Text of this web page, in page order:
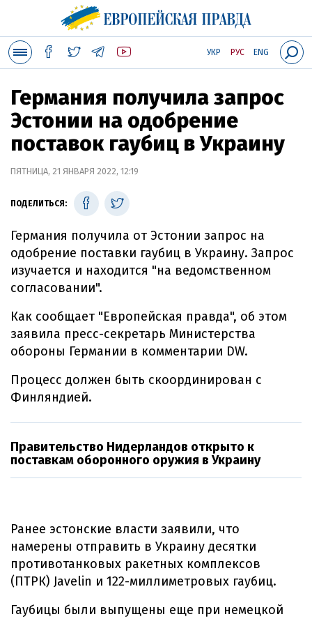
УКР РУС ENG
Германия получила запрос
Эстонии на одобрение
поставок гаубиц в Украину
ПЯТНИЦА, 21 ЯНВАРЯ 2022, 12:19
ПОДЕЛИТЬСЯ:
Германия получила от Эстонии запрос на
одобрение поставки гаубиц в Украину. Запрос
изучается и находится "на ведомственном
согласовании".
Как сообщает "Европейская правда", об этом
заявила пресс-секретарь Министерства
обороны Германии в комментарии DW.
Процесс должен быть скоординирован с
Финляндией.
Правительство Нидерландов открыто к
поставкам оборонного оружия в Украину
Ранее эстонские власти заявили, что
намерены отправить в Украину десятки
противотанковых ракетных комплексов
(ПТРК) Javelin и 122-миллиметровых гаубиц.
Гаубицы были выпущены еще при немецкой